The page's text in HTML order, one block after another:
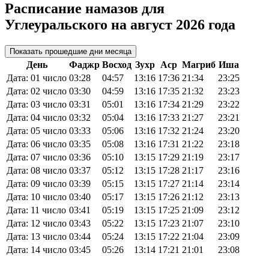
Расписание намазов для
Углеуральского на август 2026 года
Показать прошедшие дни месяца
День Фаджр Восход Зухр Аср Магриб Иша
Дата: 01 число 03:28 04:57 13:16 17:36 21:34
23:25
Дата: 02 число 03:30 04:59 13:16 17:35 21:32
23:23
Дата: 03 число 03:31 05:01 13:16 17:34 21:29
23:22
Дата: 04 число 03:32 05:04 13:16 17:33 21:27
23:21
Дата: 05 число 03:33 05:06 13:16 17:32 21:24
23:20
Дата: 06 число 03:35 05:08 13:16 17:31 21:22
23:18
Дата: 07 число 03:36 05:10 13:15 17:29 21:19
23:17
Дата: 08 число 03:37 05:12 13:15 17:28 21:17
23:16
Дата: 09 число 03:39 05:15 13:15 17:27 21:14
23:14
Дата: 10 число 03:40 05:17 13:15 17:26 21:12
23:13
Дата: 11 число 03:41 05:19 13:15 17:25 21:09
23:12
Дата: 12 число 03:43 05:22 13:15 17:23 21:07
23:10
Дата: 13 число 03:44 05:24 13:15 17:22 21:04
23:09
Дата: 14 число 03:45 05:26 13:14 17:21 21:01
23:08